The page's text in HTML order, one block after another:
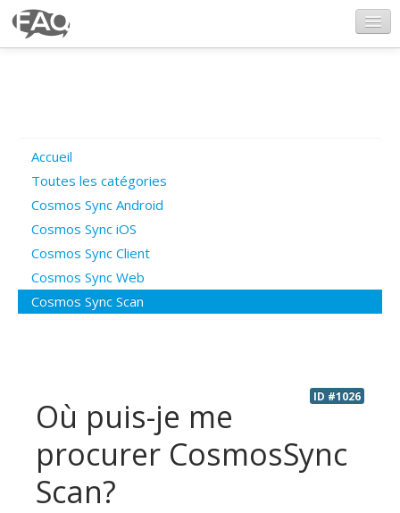
Poser une question
Questions ouvertes
Connexion
Accueil
Toutes les catégories
Cosmos Sync Android
Cosmos Sync iOS
Cosmos Sync Client
Cosmos Sync Web
Cosmos Sync Scan
ID #1026
Où puis-je me
procurer CosmosSync
Scan?